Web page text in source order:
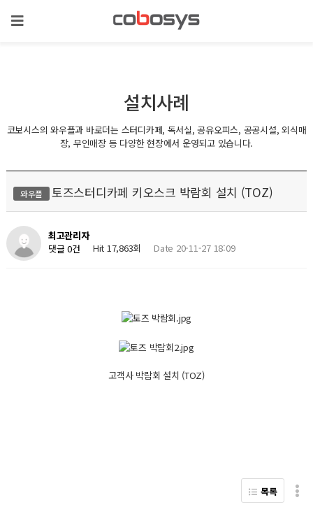
설치사례
코보시스의 와우플과 바로더는 스터디카페, 독서실, 공유오피스, 공공시설, 외식매
장, 무인매장 등 다양한 현장에서 운영되고 있습니다.
와우플 토즈스터디카페 키오스크 박람회 설치 (TOZ)
최고관리자
댓글 0건
Hit 17,863회 Date 20-11-27 18:09
고객사 박람회 설치 (TOZ)
목록